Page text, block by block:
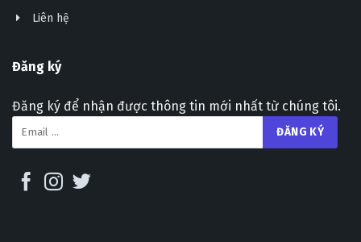
Liên hệ
Đăng ký
Đăng ký để nhận được thông tin mới nhất từ chúng tôi.